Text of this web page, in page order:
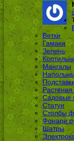
Ветки
Гамаки
Зелень
Мангалы
Садовые
Статуи
Столбы
Фонари
Шатры